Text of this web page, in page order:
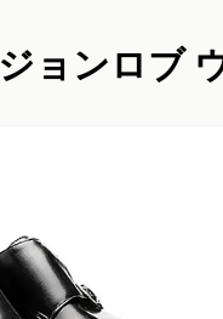
ジョンロブ